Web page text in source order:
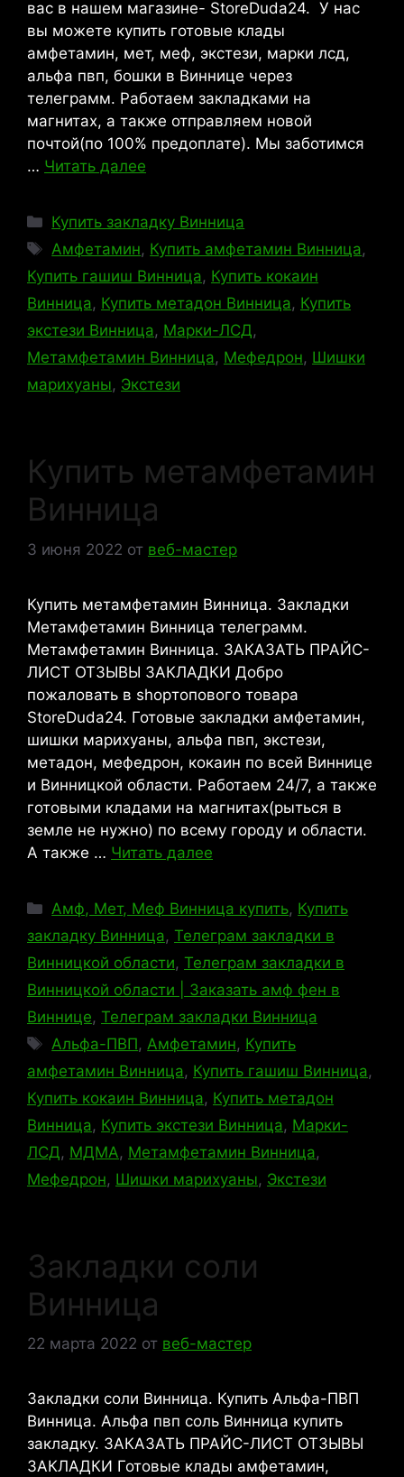
вас в нашем магазине- StoreDuda24. У нас
вы можете купить готовые клады
амфетамин, мет, меф, экстези, марки лсд,
альфа пвп, бошки в Виннице через
телеграмм. Работаем закладками на
магнитах, а также отправляем новой
почтой(по 100% предоплате). Мы заботимся
… Читать далее
Рубрики
Купить закладку Винница
Метки
Амфетамин, Купить амфетамин Винница,
Купить гашиш Винница, Купить кокаин
Винница, Купить метадон Винница, Купить
экстези Винница, Марки-ЛСД,
Метамфетамин Винница, Мефедрон, Шишки
марихуаны, Экстези
Купить метамфетамин
Винница
3 июня 2022 от веб-мастер
Купить метамфетамин Винница. Закладки
Метамфетамин Винница телеграмм.
Метамфетамин Винница. ЗАКАЗАТЬ ПРАЙС-
ЛИСТ ОТЗЫВЫ ЗАКЛАДКИ Добро
пожаловать в shopтопового товара
StoreDuda24. Готовые закладки амфетамин,
шишки марихуаны, альфа пвп, экстези,
метадон, мефедрон, кокаин по всей Виннице
и Винницкой области. Работаем 24/7, а также
готовыми кладами на магнитах(рыться в
земле не нужно) по всему городу и области.
А также … Читать далее
Рубрики
Амф, Мет, Меф Винница купить, Купить
закладку Винница, Телеграм закладки в
Винницкой области, Телеграм закладки в
Винницкой области | Заказать амф фен в
Виннице, Телеграм закладки Винница
Метки
Альфа-ПВП, Амфетамин, Купить
амфетамин Винница, Купить гашиш Винница,
Купить кокаин Винница, Купить метадон
Винница, Купить экстези Винница, Марки-
ЛСД, МДМА, Метамфетамин Винница,
Мефедрон, Шишки марихуаны, Экстези
Закладки соли
Винница
22 марта 2022 от веб-мастер
Закладки соли Винница. Купить Альфа-ПВП
Винница. Альфа пвп соль Винница купить
закладку. ЗАКАЗАТЬ ПРАЙС-ЛИСТ ОТЗЫВЫ
ЗАКЛАДКИ Готовые клады амфетамин,